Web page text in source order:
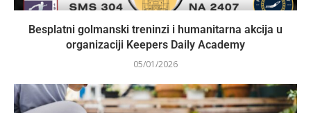
Besplatni golmanski treninzi i humanitarna akcija u
organizaciji Keepers Daily Academy
05/01/2026